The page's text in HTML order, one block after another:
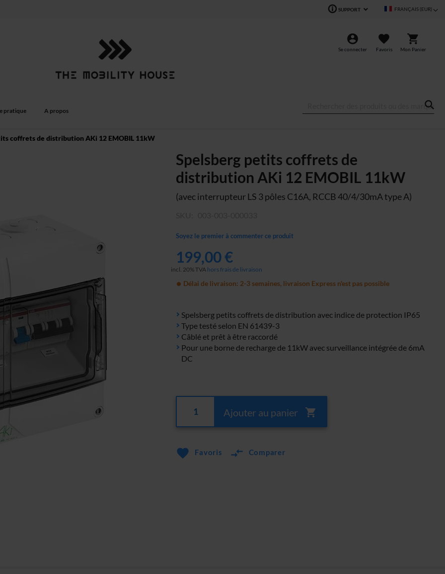
Langue FRANÇAIS (EUR)
SUPPORT
Se connecter Favoris Mon Panier
pratique A propos
coffrets de distribution AKi 12 EMOBIL 11kW
Spelsberg petits coffrets de
distribution AKi 12 EMOBIL 11kW
(avec interrupteur LS 3 pôles C16A, RCCB 40/4/30mA type A)
Soyez le premier à commenter ce produit
199,00 €
incl. 20% TVA hors frais de livraison
Délai de livraison: 2-3 semaines, livraison Express n'est pas possible
Spelsberg petits coffrets de distribution avec indice de protection IP65
Type testé selon EN 61439-3
Câblé et prêt à être raccordé
Pour une borne de recharge de 11kW avec surveillance intégrée de 6mA
DC
Ajouter au panier
Favoris Comparer